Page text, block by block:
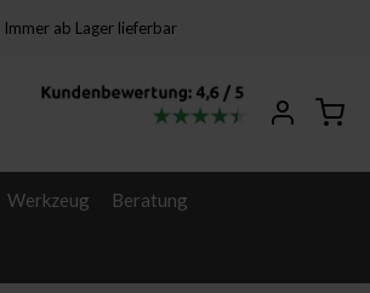
Immer ab Lager lieferbar
Werkzeug Beratung